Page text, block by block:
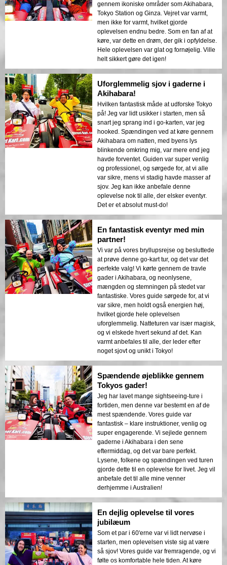
gennem ikoniske områder som Akihabara,
Tokyo Station og Ginza. Vejret var varmt,
men ikke for varmt, hvilket gjorde
oplevelsen endnu bedre. Som en fan af at
køre, var dette en drøm, der gik i opfyldelse.
Hele oplevelsen var glat og fornøjelig. Ville
helt sikkert gøre det igen!
Uforglemmelig sjov i gaderne i
Akihabara!
Hvilken fantastisk måde at udforske Tokyo
på! Jeg var lidt usikker i starten, men så
snart jeg sprang ind i go-karten, var jeg
hooked. Spændingen ved at køre gennem
Akihabara om natten, med byens lys
blinkende omkring mig, var mere end jeg
havde forventet. Guiden var super venlig
og professionel, og sørgede for, at vi alle
var sikre, mens vi stadig havde masser af
sjov. Jeg kan ikke anbefale denne
oplevelse nok til alle, der elsker eventyr.
Det er et absolut must-do!
En fantastisk eventyr med min
partner!
Vi var på vores bryllupsrejse og besluttede
at prøve denne go-kart tur, og det var det
perfekte valg! Vi kørte gennem de travle
gader i Akihabara, og neonlysene,
mængden og stemningen på stedet var
fantastiske. Vores guide sørgede for, at vi
var sikre, men holdt også energien høj,
hvilket gjorde hele oplevelsen
uforglemmelig. Natteturen var især magisk,
og vi elskede hvert sekund af det. Kan
varmt anbefales til alle, der leder efter
noget sjovt og unikt i Tokyo!
Spændende øjeblikke gennem
Tokyos gader!
Jeg har lavet mange sightseeing-ture i
fortiden, men denne var bestemt en af de
mest spændende. Vores guide var
fantastisk – klare instruktioner, venlig og
super engagerende. Vi sejlede gennem
gaderne i Akihabara i den sene
eftermiddag, og det var bare perfekt.
Lysene, folkene og spændingen ved turen
gjorde dette til en oplevelse for livet. Jeg vil
anbefale det til alle mine venner
derhjemme i Australien!
En dejlig oplevelse til vores
jubilæum
Som et par i 60'erne var vi lidt nervøse i
starten, men oplevelsen viste sig at være
så sjov! Vores guide var fremragende, og vi
følte os komfortable hele tiden. At køre